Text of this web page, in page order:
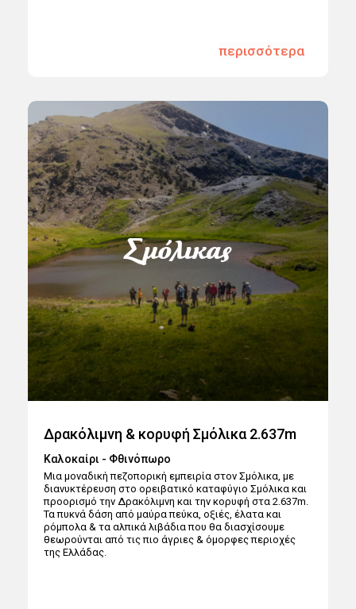
περισσότερα
Σμόλικας
Δρακόλιμνη & κορυφή Σμόλικα 2.637m
Καλοκαίρι - Φθινόπωρο
Μια μοναδική πεζοπορική εμπειρία στον Σμόλικα, με
διανυκτέρευση στο ορειβατικό καταφύγιο Σμόλικα και
προορισμό την Δρακόλιμνη και την κορυφή στα 2.637m.
Τα πυκνά δάση από μαύρα πεύκα, οξιές, έλατα και
ρόμπολα & τα αλπικά λιβάδια που θα διασχίσουμε
θεωρούνται από τις πιο άγριες & όμορφες περιοχές
της Ελλάδας.